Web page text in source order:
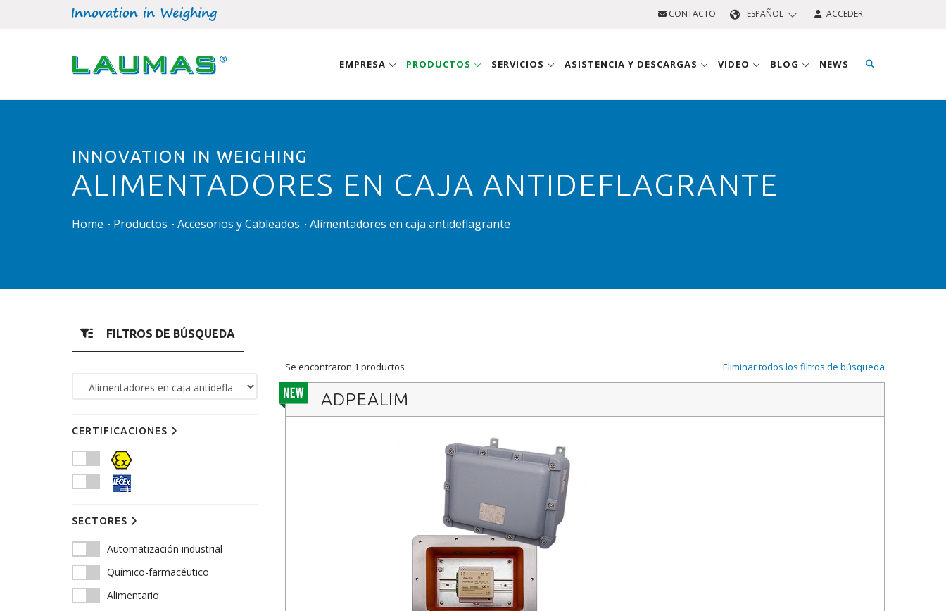
CONTACTO ESPAÑOL ACCEDER
EMPRESA PRODUCTOS SERVICIOS ASISTENCIA Y DESCARGAS VIDEO BLOG NEWS
INNOVATION IN WEIGHING
ALIMENTADORES EN CAJA ANTIDEFLAGRANTE
Home Productos Accesorios y Cableados Alimentadores en caja antideflagrante
FILTROS DE BÚSQUEDA
CERTIFICACIONES
SECTORES
Automatización industrial
Químico-farmacéutico
Alimentario
Se encontraron 1 productos Eliminar todos los filtros de búsqueda
ADPEALIM